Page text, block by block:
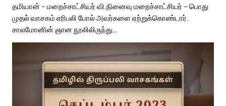
தமியான் – மறைச்சாட்சியர் வி.நினைவு மறைச்சாட்சியர் – பொது
முதல் வாசகம் எரிபலி போல் அவர்களை ஏற்றுக்கொண்டார்.
சாலமோனின் ஞான நூலிலிருந்து…